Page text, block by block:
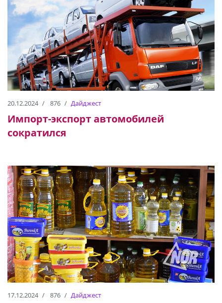
20.12.2024 876 Дайджест
Импорт-экспорт автомобилей
сократился
17.12.2024 876 Дайджест